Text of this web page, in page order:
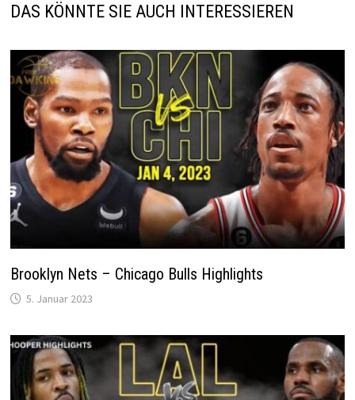
DAS KÖNNTE SIE AUCH INTERESSIEREN
Brooklyn Nets – Chicago Bulls Highlights
5. Januar 2023